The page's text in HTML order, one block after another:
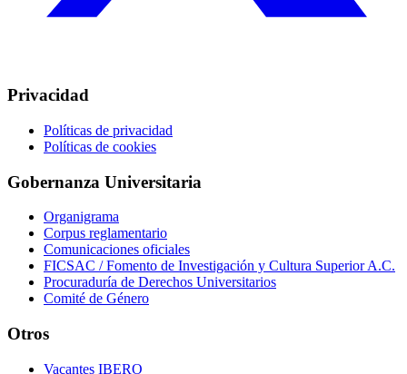
Privacidad
Políticas de privacidad
Políticas de cookies
Gobernanza Universitaria
Organigrama
Corpus reglamentario
Comunicaciones oficiales
FICSAC / Fomento de Investigación y Cultura Superior A.C.
Procuraduría de Derechos Universitarios
Comité de Género
Otros
Vacantes IBERO